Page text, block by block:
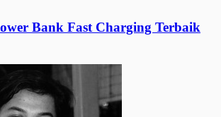
Bank Fast Charging Terbaik